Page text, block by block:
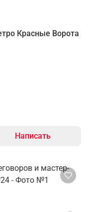
Красные Ворота
Написать